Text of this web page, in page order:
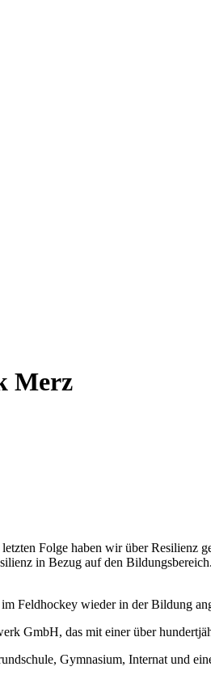
Merz
Folge haben wir über Resilienz
in Bezug auf den
Feldhockey wieder in der Bildung
GmbH, das mit einer über
Gymnasium, Internat und